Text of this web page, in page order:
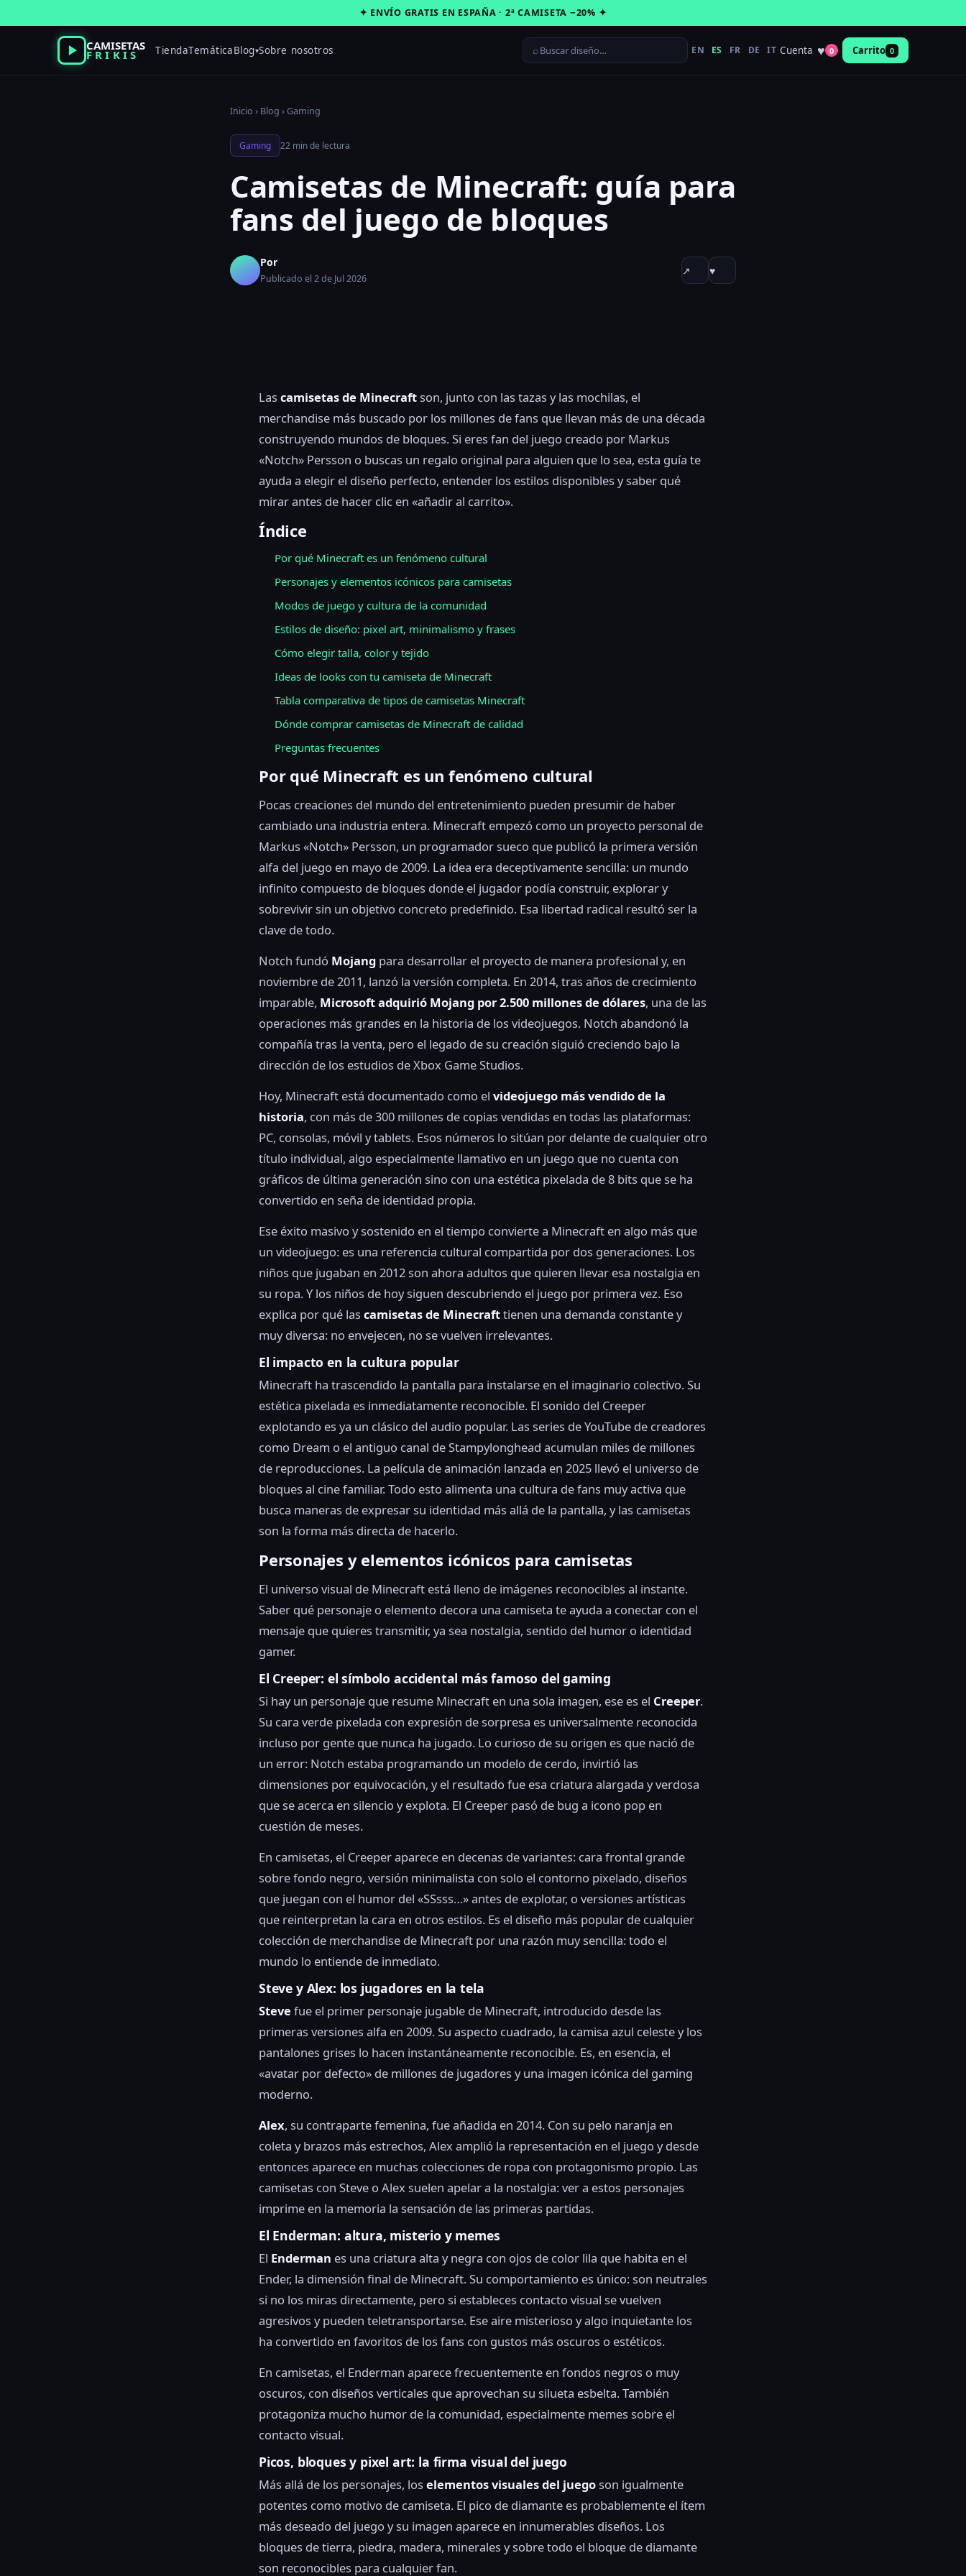
al
✦ ENVÍO GRATIS EN ESPAÑA · 2ª CAMISETA −20% ✦
CAMISETAS
FRIKIS TiendaTemáticaBlog▾Sobre nosotros ⌕ EN ES FR DE IT Cuenta ♥ 0 Carrito 0
Inicio › Blog ›Gaming
Gaming 22 min de lectura
Camisetas de Minecraft: guía para
fans del juego de bloques
Por
Publicado el 2 de Jul 2026
↗ ♥
Las camisetas de Minecraftson, junto con las tazas y las mochilas, el
merchandise más buscado por los millones de fans que llevan más de una década
construyendo mundos de bloques. Si eres fan del juego creado por Markus
«Notch» Persson o buscas un regalo original para alguien que lo sea, esta guía te
ayuda a elegir el diseño perfecto, entender los estilos disponibles y saber qué
mirar antes de hacer clic en «añadir al carrito».
Índice
Por qué Minecraft es un fenómeno cultural
Personajes y elementos icónicos para camisetas
Modos de juego y cultura de la comunidad
Estilos de diseño: pixel art, minimalismo y frases
Cómo elegir talla, color y tejido
Ideas de looks con tu camiseta de Minecraft
Tabla comparativa de tipos de camisetas Minecraft
Dónde comprar camisetas de Minecraft de calidad
Preguntas frecuentes
Por qué Minecraft es un fenómeno cultural
Pocas creaciones del mundo del entretenimiento pueden presumir de haber
cambiado una industria entera. Minecraft empezó como un proyecto personal de
Markus «Notch» Persson, un programador sueco que publicó la primera versión
alfa del juego en mayo de 2009. La idea era deceptivamente sencilla: un mundo
infinito compuesto de bloques donde el jugador podía construir, explorar y
sobrevivir sin un objetivo concreto predefinido. Esa libertad radical resultó ser la
clave de todo.
Notch fundó Mojang para desarrollar el proyecto de manera profesional y, en
noviembre de 2011, lanzó la versión completa. En 2014, tras años de crecimiento
imparable, Microsoft adquirió Mojang por 2.500 millones de dólares, una de las
operaciones más grandes en la historia de los videojuegos. Notch abandonó la
compañía tras la venta, pero el legado de su creación siguió creciendo bajo la
dirección de los estudios de Xbox Game Studios.
Hoy, Minecraft está documentado como el videojuego más vendido de la
historia, con más de 300 millones de copias vendidas en todas las plataformas:
PC, consolas, móvil y tablets. Esos números lo sitúan por delante de cualquier otro
título individual, algo especialmente llamativo en un juego que no cuenta con
gráficos de última generación sino con una estética pixelada de 8 bits que se ha
convertido en seña de identidad propia.
Ese éxito masivo y sostenido en el tiempo convierte a Minecraft en algo más que
un videojuego: es una referencia cultural compartida por dos generaciones. Los
niños que jugaban en 2012 son ahora adultos que quieren llevar esa nostalgia en
su ropa. Y los niños de hoy siguen descubriendo el juego por primera vez. Eso
explica por qué las camisetas de Minecrafttienen una demanda constante y
muy diversa: no envejecen, no se vuelven irrelevantes.
El impacto en la cultura popular
Minecraft ha trascendido la pantalla para instalarse en el imaginario colectivo. Su
estética pixelada es inmediatamente reconocible. El sonido del Creeper
explotando es ya un clásico del audio popular. Las series de YouTube de creadores
como Dream o el antiguo canal de Stampylonghead acumulan miles de millones
de reproducciones. La película de animación lanzada en 2025 llevó el universo de
bloques al cine familiar. Todo esto alimenta una cultura de fans muy activa que
busca maneras de expresar su identidad más allá de la pantalla, y las camisetas
son la forma más directa de hacerlo.
Personajes y elementos icónicos para camisetas
El universo visual de Minecraft está lleno de imágenes reconocibles al instante.
Saber qué personaje o elemento decora una camiseta te ayuda a conectar con el
mensaje que quieres transmitir, ya sea nostalgia, sentido del humor o identidad
gamer.
El Creeper: el símbolo accidental más famoso del gaming
Si hay un personaje que resume Minecraft en una sola imagen, ese es el Creeper.
Su cara verde pixelada con expresión de sorpresa es universalmente reconocida
incluso por gente que nunca ha jugado. Lo curioso de su origen es que nació de
un error: Notch estaba programando un modelo de cerdo, invirtió las
dimensiones por equivocación, y el resultado fue esa criatura alargada y verdosa
que se acerca en silencio y explota. El Creeper pasó de bug a icono pop en
cuestión de meses.
En camisetas, el Creeper aparece en decenas de variantes: cara frontal grande
sobre fondo negro, versión minimalista con solo el contorno pixelado, diseños
que juegan con el humor del «SSsss…» antes de explotar, o versiones artísticas
que reinterpretan la cara en otros estilos. Es el diseño más popular de cualquier
colección de merchandise de Minecraft por una razón muy sencilla: todo el
mundo lo entiende de inmediato.
Steve y Alex: los jugadores en la tela
Steve fue el primer personaje jugable de Minecraft, introducido desde las
primeras versiones alfa en 2009. Su aspecto cuadrado, la camisa azul celeste y los
pantalones grises lo hacen instantáneamente reconocible. Es, en esencia, el
«avatar por defecto» de millones de jugadores y una imagen icónica del gaming
moderno.
Alex, su contraparte femenina, fue añadida en 2014. Con su pelo naranja en
coleta y brazos más estrechos, Alex amplió la representación en el juego y desde
entonces aparece en muchas colecciones de ropa con protagonismo propio. Las
camisetas con Steve o Alex suelen apelar a la nostalgia: ver a estos personajes
imprime en la memoria la sensación de las primeras partidas.
El Enderman: altura, misterio y memes
El Enderman es una criatura alta y negra con ojos de color lila que habita en el
Ender, la dimensión final de Minecraft. Su comportamiento es único: son neutrales
si no los miras directamente, pero si estableces contacto visual se vuelven
agresivos y pueden teletransportarse. Ese aire misterioso y algo inquietante los
ha convertido en favoritos de los fans con gustos más oscuros o estéticos.
En camisetas, el Enderman aparece frecuentemente en fondos negros o muy
oscuros, con diseños verticales que aprovechan su silueta esbelta. También
protagoniza mucho humor de la comunidad, especialmente memes sobre el
contacto visual.
Picos, bloques y pixel art: la firma visual del juego
Más allá de los personajes, los elementos visuales del juegoson igualmente
potentes como motivo de camiseta. El pico de diamante es probablemente el ítem
más deseado del juego y su imagen aparece en innumerables diseños. Los
bloques de tierra, piedra, madera, minerales y sobre todo el bloque de diamante
son reconocibles para cualquier fan.